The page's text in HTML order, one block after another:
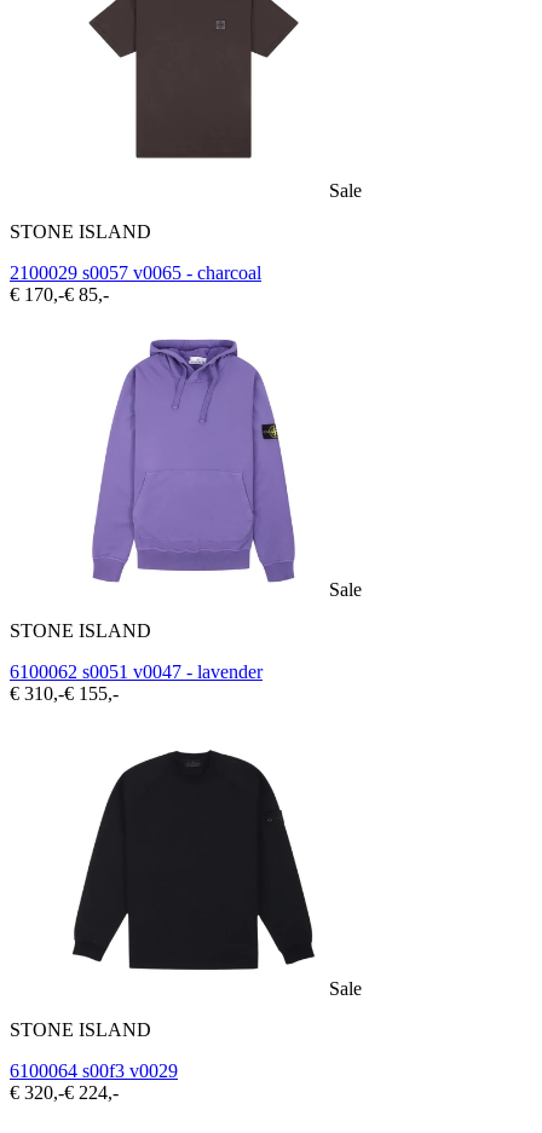
Sale
STONE ISLAND
2100029 s0057 v0065 - charcoal
€ 170,-€ 85,-
Sale
STONE ISLAND
6100062 s0051 v0047 - lavender
€ 310,-€ 155,-
Sale
STONE ISLAND
6100064 s00f3 v0029
€ 320,-€ 224,-